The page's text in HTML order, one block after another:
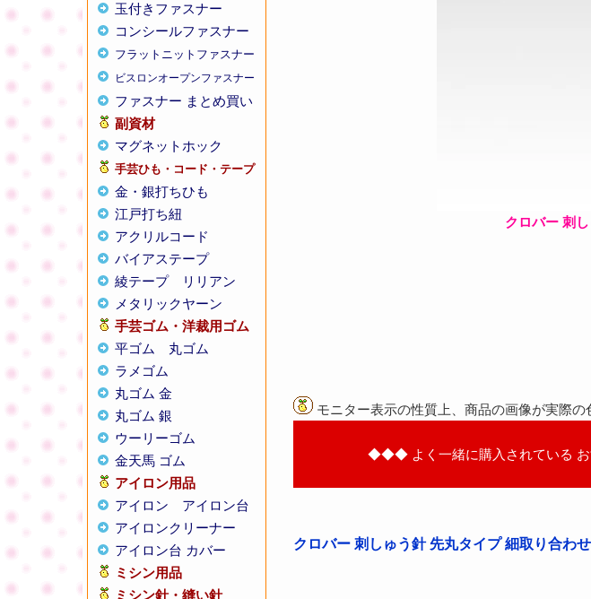
玉付きファスナー
コンシールファスナー
フラットニットファスナー
ビスロンオープンファスナー
ファスナー まとめ買い
副資材
マグネットホック
手芸ひも・コード・テープ
金・銀打ちひも
江戸打ち紐
アクリルコード
バイアステープ
綾テープ
リリアン
メタリックヤーン
手芸ゴム・洋裁用ゴム
平ゴム
丸ゴム
ラメゴム
丸ゴム 金
丸ゴム 銀
ウーリーゴム
金天馬 ゴム
アイロン用品
アイロン
アイロン台
アイロンクリーナー
アイロン台 カバー
ミシン用品
ミシン針・縫い針
クロバー 刺
モニター表示の性質上、商品の画像が実際
◆◆◆ よく一緒に購入されている
クロバー 刺しゅう針 先丸タイプ 細取り合わ